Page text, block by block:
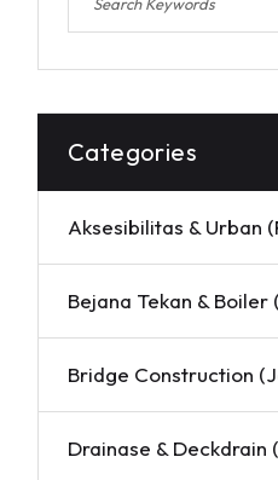
Categories
Aksesibilitas & Urban
Bejana Tekan & Boiler
Bridge Construction
Drainase &